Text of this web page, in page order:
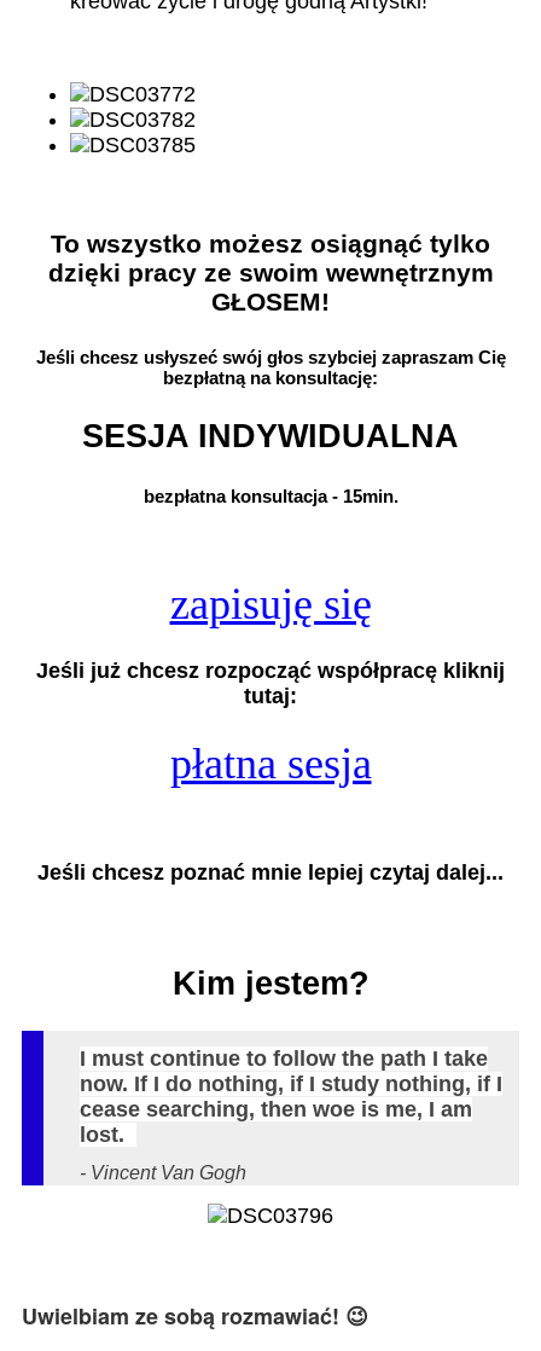
To wszystko możesz osiągnąć tylko
dzięki pracy ze swoim wewnętrznym
GŁOSEM!
Jeśli chcesz usłyszeć swój głos szybciej zapraszam Cię
bezpłatną na konsultację:
SESJA INDYWIDUALNA
bezpłatna konsultacja - 15min.
zapisuję się
Jeśli już chcesz rozpocząć współpracę kliknij
tutaj:
płatna sesja
Jeśli chcesz poznać mnie lepiej czytaj dalej...
Kim jestem?
I must continue to follow the path I take
now. If I do nothing, if I study nothing, if I
cease searching, then woe is me, I am
lost.
- Vincent Van Gogh
Uwielbiam ze sobą rozmawiać! 😉